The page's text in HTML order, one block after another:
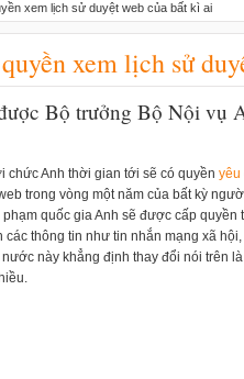
xem lịch sử duyệt web của bất kì ai
xem lịch sử
Bộ trưởng Bộ Nội vụ
chức Anh thời gian tới sẽ có quyền yêu
trong vòng một năm của bất kỳ
quốc gia Anh sẽ được cấp
thông tin như tin nhắn mạng xã
này khẳng định thay đổi nói trên